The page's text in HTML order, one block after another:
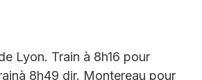
Lyon. Train à 8h16 pour
8h49 dir. Montereau pour